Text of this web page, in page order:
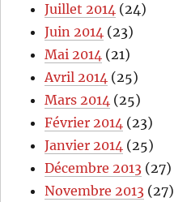
Juillet 2014 (24)
Juin 2014 (23)
Mai 2014 (21)
Avril 2014 (25)
Mars 2014 (25)
Février 2014 (23)
Janvier 2014 (25)
Décembre 2013 (27)
Novembre 2013 (27)